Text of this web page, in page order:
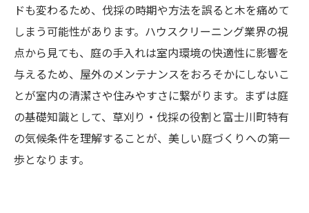
ドも変わるため、伐採の時期や方法を誤ると木を痛めて
しまう可能性があります。ハウスクリーニング業界の視
点から見ても、庭の手入れは室内環境の快適性に影響を
与えるため、屋外のメンテナンスをおろそかにしないこ
とが室内の清潔さや住みやすさに繋がります。まずは庭
の基礎知識として、草刈り・伐採の役割と富士川町特有
の気候条件を理解することが、美しい庭づくりへの第一
歩となります。